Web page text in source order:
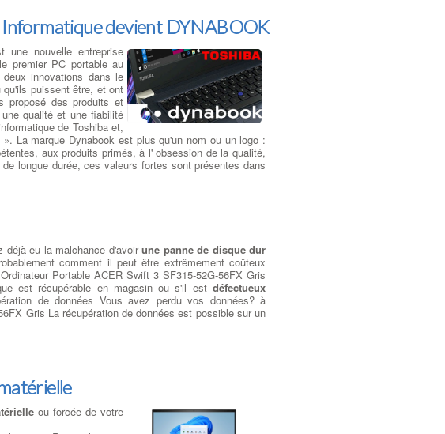
devient DYNABOOK
une nouvelle entreprise
premier PC portable au
innovations dans le
puissent être, et ont
proposé des produits et
qualité et une fiabilité
de Toshiba et,
La marque Dynabook est plus qu'un nom ou un logo :
aux produits primés, à l' obsession de la qualité,
longue durée, ces valeurs fortes sont présentes dans
déjà eu la malchance d'avoirune panne de disque dur
comment il peut être extrêmement coûteux
Portable ACER Swift 3 SF315-52G-56FX Gris
est récupérable en magasin ou s'il est défectueux
de données Vous avez perdu vos données? à
Gris La récupération de données est possible sur un
ou forcée de votre